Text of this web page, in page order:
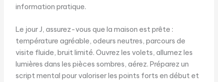
information pratique.
Le jour J, assurez-vous que la maison est prête :
température agréable, odeurs neutres, parcours de
visite fluide, bruit limité. Ouvrez les volets, allumez les
lumières dans les pièces sombres, aérez. Préparez un
script mental pour valoriser les points forts en début et